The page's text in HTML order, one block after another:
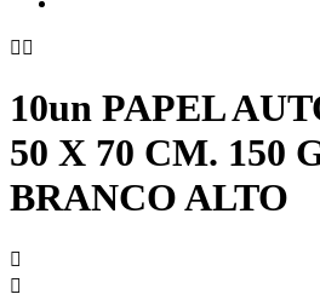
 
10un PAPEL
50 X 70 CM. 150
BRANCO ALTO

